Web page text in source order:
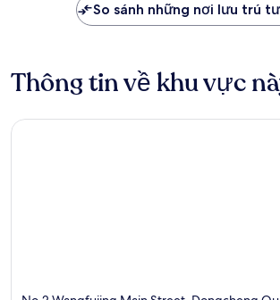
So sánh những nơi lưu trú
Thông tin về khu vực